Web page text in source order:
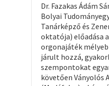
Dr. Fazakas Ádám
Bolyai
Tanárképző és
oktatója) előadása
orgonajáték
járult hozzá,
szempontokat
követően Ványolós